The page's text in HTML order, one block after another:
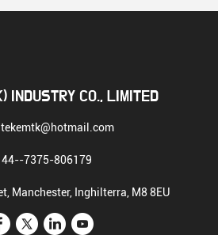
INDUSTRY CO., LIMITED
44--7375-806179
Manchester, Inghilterra, M8 8EU